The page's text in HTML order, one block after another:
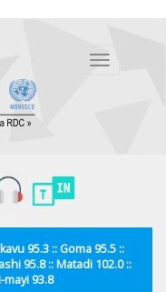
Toggle
95.3 :: Goma 95.5 ::
95.8 :: Matadi 102.0 ::
93.8